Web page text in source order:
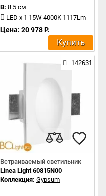
В: 8.5 см
LED x 1 15W 4000K 1117Lm
Цена: 20 978 Р.
Купить
142631
Встраиваемый светильник
Linea Light 60815N00
Коллекция: Gypsum